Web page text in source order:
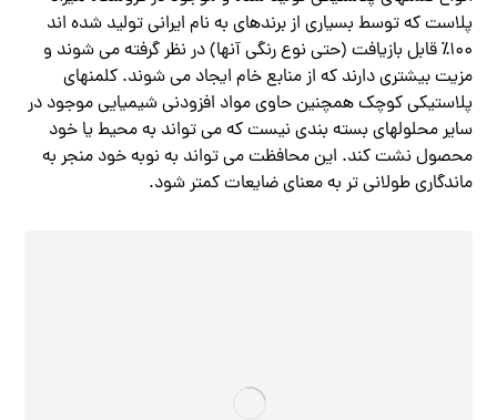
پلاست که توسط بسیاری از برندهای به نام ایرانی تولید شده اند
100٪ قابل بازیافت (حتی نوع رنگی آنها) در نظر گرفته می شوند و
مزیت بیشتری دارند که از منابع خام ایجاد می شوند. کلمنهای
پلاستیکی کوچک همچنین حاوی مواد افزودنی شیمیایی موجود در
سایر محلولهای بسته ‌بندی نیست که می ‌تواند به محیط یا خود
محصول نشت کند. این محافظت می تواند به نوبه خود منجر به
ماندگاری طولانی تر به معنای ضایعات کمتر شود.